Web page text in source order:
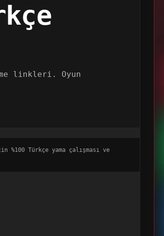
linkleri. Oyun
%100 Türkçe yama çalışması ve